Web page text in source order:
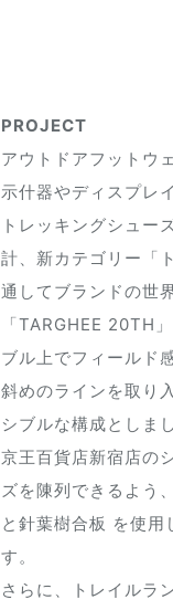
PROJECT
アウトドアフットウ
示什器やディスプレ
トレッキングシュー
計、新カテゴリー「
通してブランドの世
「TARGHEE 20TH
ブル上でフィールド
斜めのラインを取り
シブルな構成としまし
京王百貨店新宿店の
ズを陳列できるよう
と針葉樹合板 を使用
す。
さらに、トレイルラ